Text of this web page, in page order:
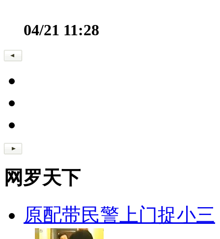
04/21 11:28
网罗天下
原配带民警上门捉小三